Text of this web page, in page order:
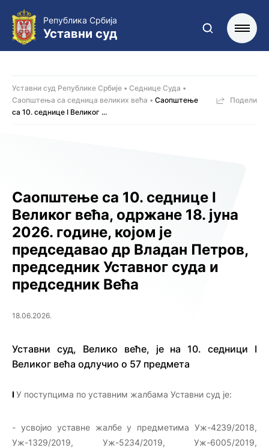
Република Србија
Уставни суд
Саопштење са 10. седницe I
Великог већа, одржанe 18. јуна
2026. године, којoм је
председавао др Владан Петров,
председник Уставног суда и
председник Већа
18.06.2026.
Уставни суд, Велико веће, је на 10. седници I
Великог већа одлучио о 57 предмета
I У поступцима по уставним жалбама Уставни суд је:
- усвојио уставне жалбе у предметима Уж-4239/2018,
Уж-1329/2019, Уж-5234/2019, Уж-6005/2019,
Уставни суд Републике Србије
Седнице Суда
Саопштења са седница великих већа
Саопштење
са 10. седницe I Великог ...
Подели